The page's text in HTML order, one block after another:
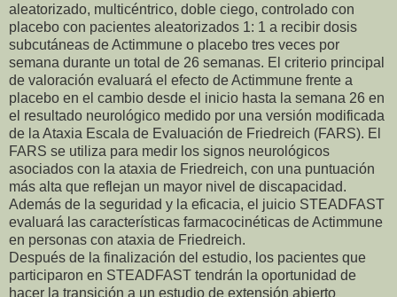
aleatorizado, multicéntrico, doble ciego, controlado con
placebo con pacientes aleatorizados 1: 1 a recibir dosis
subcutáneas de Actimmune o placebo tres veces por
semana durante un total de 26 semanas. El criterio principal
de valoración evaluará el efecto de Actimmune frente a
placebo en el cambio desde el inicio hasta la semana 26 en
el resultado neurológico medido por una versión modificada
de la Ataxia Escala de Evaluación de Friedreich (FARS). El
FARS se utiliza para medir los signos neurológicos
asociados con la ataxia de Friedreich, con una puntuación
más alta que reflejan un mayor nivel de discapacidad.
Además de la seguridad y la eficacia, el juicio STEADFAST
evaluará las características farmacocinéticas de Actimmune
en personas con ataxia de Friedreich.
Después de la finalización del estudio, los pacientes que
participaron en STEADFAST tendrán la oportunidad de
hacer la transición a un estudio de extensión abierto